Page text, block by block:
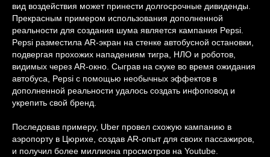
вид воздействия может принести долгосрочные дивиденды.
Прекрасным примером использования дополненной
реальности для создания шума является кампания Pepsi.
Pepsi разместила AR-экран на стенке автобусной остановки,
подвергая прохожих нападениям тигра, НЛО и роботов,
видимых через AR-окно. Сыграв на скуке во время ожидания
автобуса, Pepsi с помощью необычных эффектов в
дополненной реальности удалось создать инфоповод и
укрепить свой бренд.
Последовав примеру, Uber провел схожую кампанию в
аэропорту в Цюрихе, создав AR-опыт для своих пассажиров,
и получил более миллиона просмотров на Youtube.
ТАКЖЕ